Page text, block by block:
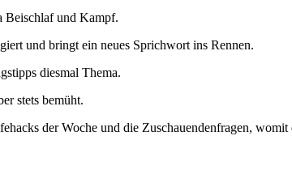
Beischlaf und Kampf.
und bringt ein neues Sprichwort ins Rennen.
diesmal Thema.
stets bemüht.
der Woche und die Zuschauendenfragen,